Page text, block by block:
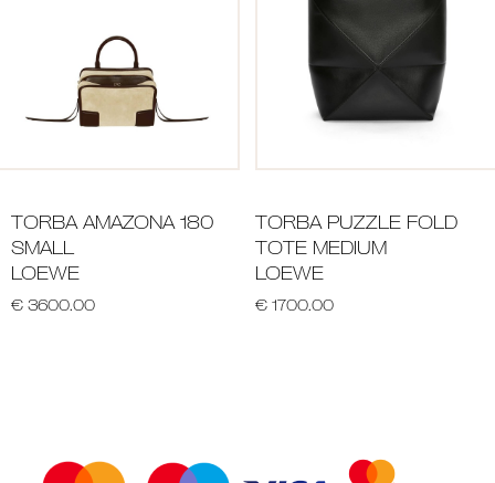
TORBA AMAZONA 180
SMALL
LOEWE
€ 3600.00
TORBA PUZZLE FOLD
TOTE MEDIUM
LOEWE
€ 1700.00